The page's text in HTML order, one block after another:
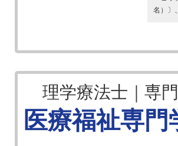
名）〕
理学療法士｜専
医療福祉専